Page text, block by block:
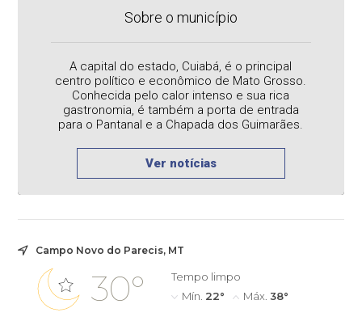
Sobre o município
A capital do estado, Cuiabá, é o principal
centro político e econômico de Mato Grosso.
Conhecida pelo calor intenso e sua rica
gastronomia, é também a porta de entrada
para o Pantanal e a Chapada dos Guimarães.
Ver notícias
Campo Novo do Parecis, MT
30°
Tempo limpo
Mín. 22° Máx. 38°